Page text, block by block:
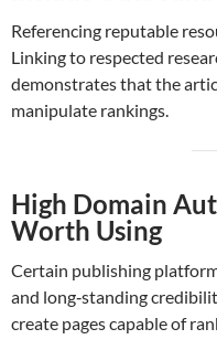
Referencing reputable
Linking to respected
demonstrates that the
manipulate rankings.
High Domain
Worth Using
Certain publishing
and long‑standing
create pages capable of